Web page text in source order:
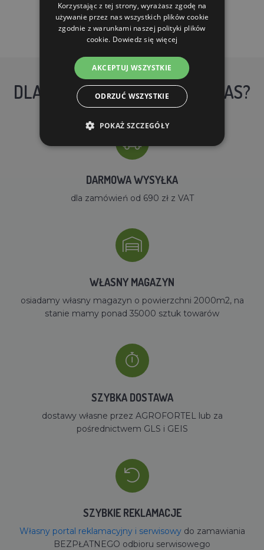
DLACZEGO WARTO KUPIĆ U NAS?
DARMOWA WYSYŁKA
dla zamówień od 690 zł z VAT
WŁASNY MAGAZYN
osiadamy własny magazyn o powierzchni 2000m2, na
stanie mamy ponad 35000 sztuk towarów
SZYBKA DOSTAWA
dostawy własne przez AGROFORTEL lub za
pośrednictwem GLS i GEIS
SZYBKIE REKLAMACJE
Własny portal reklamacyjny i serwisowydo zamawiania
BEZPŁATNEGO odbioru serwisowego
Korzystając z tej strony, wyrażasz zgodę na
używanie przez nas wszystkich plików cookie
zgodnie z warunkami naszej polityki plików
cookie. Dowiedz się więcej
AKCEPTUJ WSZYSTKIE
ODRZUĆ WSZYSTKIE
POKAŻ SZCZEGÓŁY